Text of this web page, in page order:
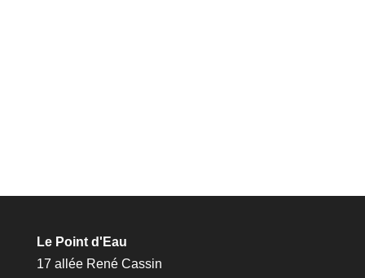
Le Point d'Eau
17 allée René Cassin